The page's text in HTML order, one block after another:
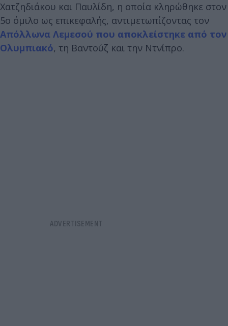
Χατζηδιάκου και Παυλίδη, η οποία κληρώθηκε στον
5ο όμιλο ως επικεφαλής, αντιμετωπίζοντας τον
Απόλλωνα Λεμεσού που αποκλείστηκε από τον
Ολυμπιακό, τη Βαντούζ και την Ντνίπρο.